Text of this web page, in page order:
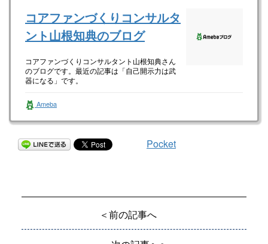
コアファンづくりコンサルタ
ント山根知典のブログ
コアファンづくりコンサルタント山根知典さん
のブログです。最近の記事は「自己開示力は武
器になる」です。
Ameba
Pocket
＜前の記事へ